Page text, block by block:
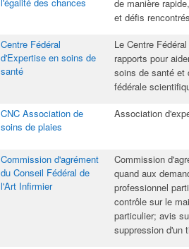
de manière
et défis
Centre Fédéral
d'Expertise en soins de
santé​
​Le Centre
rapports pour
soins de santé et
fédérale
CNC Association de
soins de plaies​
Association
Commission d'agrément
du Conseil Fédéral de
l'Art Infirmier​
​Commission
quand aux
professionnel
contrôle sur le
particulier; avis
suppression d'un